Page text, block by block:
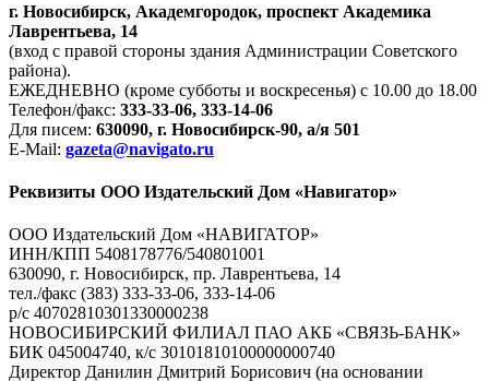
г. Новосибирск, Академгородок, проспект Академика
Лаврентьева, 14
(вход с правой стороны здания Администрации Советского
района).
ЕЖЕДНЕВНО (кроме субботы и воскресенья) с 10.00 до 18.00
Телефон/факс: 333-33-06, 333-14-06
Для писем: 630090, г. Новосибирск-90, а/я 501
E-Mail: gazeta@navigato.ru
Реквизиты ООО Издательский Дом «Навигатор»
ООО Издательский Дом «НАВИГАТОР»
ИНН/КПП 5408178776/540801001
630090, г. Новосибирск, пр. Лаврентьева, 14
тел./факс (383) 333-33-06, 333-14-06
р/с 40702810301330000238
НОВОСИБИРСКИЙ ФИЛИАЛ ПАО АКБ «СВЯЗЬ-БАНК»
БИК 045004740, к/с 30101810100000000740
Директор Данилин Дмитрий Борисович (на основании